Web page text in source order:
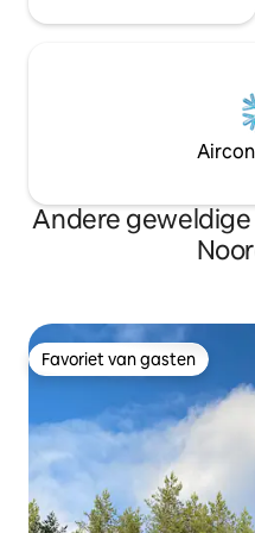
Andere
Favoriet van gasten
Favoriet van gasten